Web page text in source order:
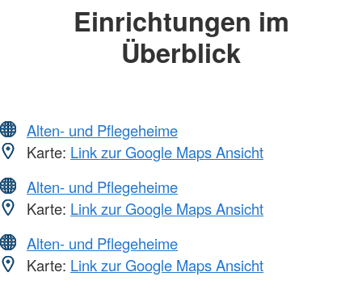
Einrichtungen im
Überblick
Alten- und Pflegeheime
Karte: Link zur Google Maps Ansicht
Alten- und Pflegeheime
Karte: Link zur Google Maps Ansicht
Alten- und Pflegeheime
Karte: Link zur Google Maps Ansicht